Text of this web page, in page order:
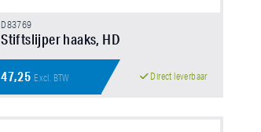
D83769
Stiftslijper haaks, HD
47,25 Excl. BTW Direct leverbaar